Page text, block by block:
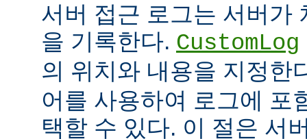
서버 접근 로그는 서버가
을 기록한다. CustomLog
의 위치와 내용을 지정한
어를 사용하여 로그에 포
택할 수 있다. 이 절은 서